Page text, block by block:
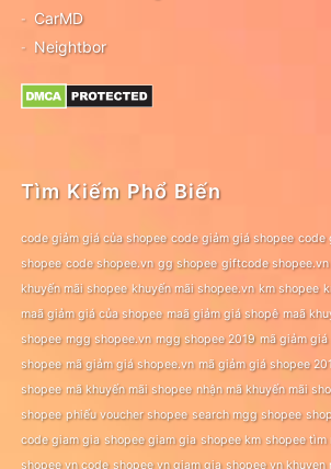
CarMD
Neightbor
Tìm Kiếm Phổ Biến
code giảm giá của shopee code giảm giá shopee code
shopee code shopee.vn gg shopee giftcode shopee.vn
khuyến mãi shopee khuyến mãi shopee.vn km shopee
maã giảm giá của shopee maã giảm giá shopê maã
shopee mgg shopee.vn mgg shopee 2019 mã giảm
shopee mã giảm giá shopee.vn mã giảm giá shopee
shopee mã khuyến mãi shopee nhận mã khuyến mãi
shopee phiếu voucher shopee search mgg shopee
code giam gia shopee giam gia shopee km shopee tìm
shopee vn code shopee vn giam gia shopee vn khuyen